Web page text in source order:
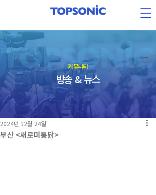
​커뮤니티
방송 & 뉴스
부산 <새로미통닭>
2024년 12월 24일